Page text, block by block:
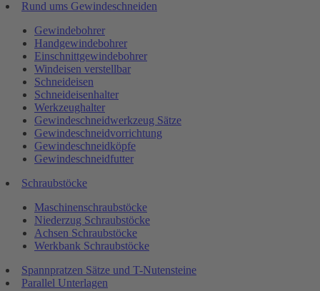
Rund ums Gewindeschneiden
Gewindebohrer
Handgewindebohrer
Einschnittgewindebohrer
Windeisen verstellbar
Schneideisen
Schneideisenhalter
Werkzeughalter
Gewindeschneidwerkzeug Sätze
Gewindeschneidvorrichtung
Gewindeschneidköpfe
Gewindeschneidfutter
Schraubstöcke
Maschinenschraubstöcke
Niederzug Schraubstöcke
Achsen Schraubstöcke
Werkbank Schraubstöcke
Spannpratzen Sätze und T-Nutensteine
Parallel Unterlagen